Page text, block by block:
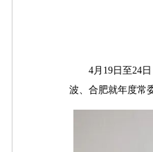
4月19日至24日
波、合肥就年度常